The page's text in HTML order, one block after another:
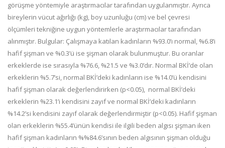
görüşme yöntemiyle araştırmacılar tarafından uygulanmıştır. Ayrıca
bireylerin vücut ağırlığı (kg), boy uzunluğu (cm) ve bel çevresi
ölçümleri tekniğine uygun yöntemlerle araştırmacılar tarafından
alınmıştır. Bulgular: Çalışmaya katılan kadınların %93.0’ı normal, %6.8’i
hafif şişman ve %0.3’ü ise şişman olarak bulunmuştur. Bu oranlar
erkeklerde ise sırasıyla %76.6, %21.5 ve %3.0’dır. Normal BKİ’de olan
erkeklerin %5.7’si, normal BKİ’deki kadınların ise %14.0’ü kendisini
hafif şişman olarak değerlendirirken (p<0.05), normal BKİ’deki
erkeklerin %23.1’i kendisini zayıf ve normal BKİ’deki kadınların
%14.2’si kendisini zayıf olarak değerlendirmiştir (p<0.05). Hafif şişman
olan erkeklerin %55.4’ünün kendisi ile ilgili beden algısı şişman iken
hafif şişman kadınların %%84.6’sının beden algısının şişman olduğu